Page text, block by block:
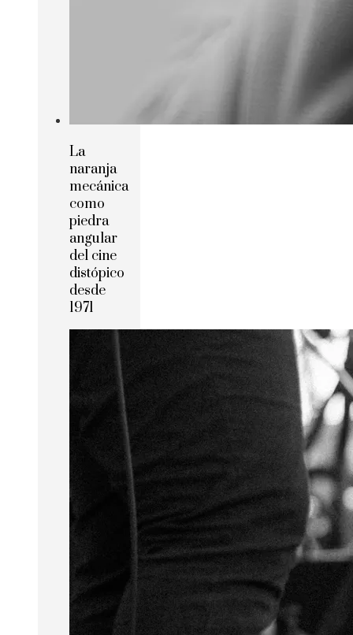
La
naranja
mecánica
como
piedra
angular
del cine
distópico
desde
1971